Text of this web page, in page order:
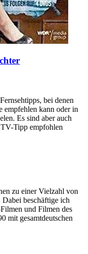
bei denen
empfehlen kann oder in
Es sind aber auch
Tipp empfohlen
zu einer Vielzahl von
beschäftige ich
und Filmen des
mit gesamtdeutschen